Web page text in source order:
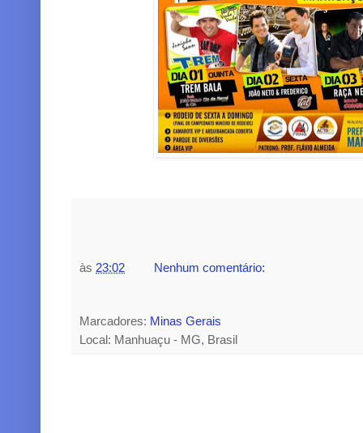
às 23:02 Nenhum comentário:
Marcadores: Minas Gerais
Local: Manhuaçu - MG, Brasil